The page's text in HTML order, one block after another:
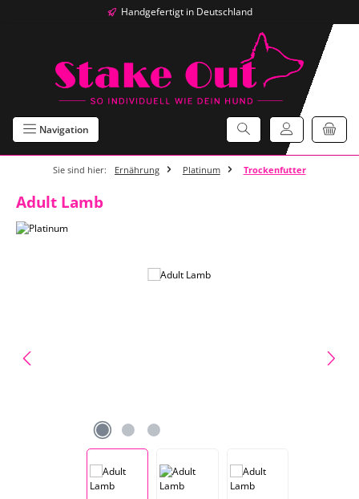
Zum Hauptinhalt springenHandgefertigt in Deutschland
Navigation
Sie sind hier: Ernährung Platinum Trockenfutter
Adult Lamb